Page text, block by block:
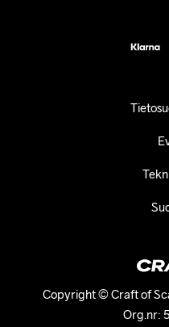
Copyright © Craft of
Org.nr: